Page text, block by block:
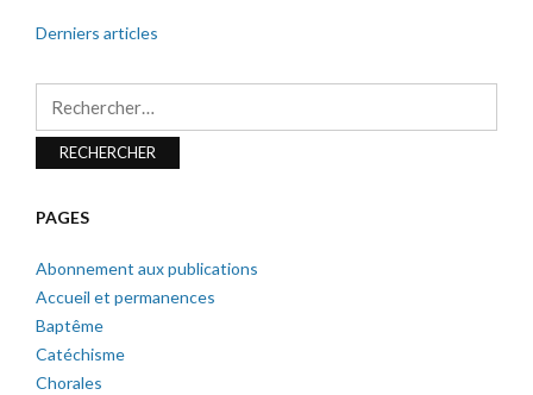
Derniers articles
PAGES
Abonnement aux publications
Accueil et permanences
Baptême
Catéchisme
Chorales